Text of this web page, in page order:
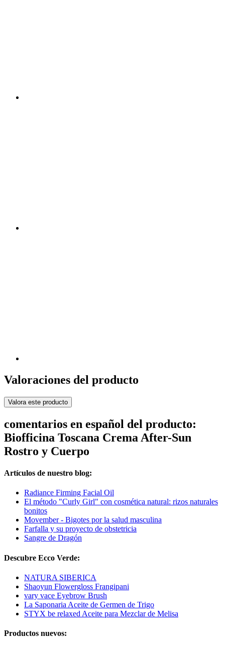
Valoraciones del producto
Valora este producto
comentarios en español del producto:
Biofficina Toscana Crema After-Sun
Rostro y Cuerpo
Artículos de nuestro blog:
Radiance Firming Facial Oil
El método "Curly Girl" con cosmética natural: rizos naturales
bonitos
Movember - Bigotes por la salud masculina
Farfalla y su proyecto de obstetricia
Sangre de Dragón
Descubre Ecco Verde:
NATURA SIBERICA
Shaoyun Flowergloss Frangipani
vary vace Eyebrow Brush
La Saponaria Aceite de Germen de Trigo
STYX be relaxed Aceite para Mezclar de Melisa
Productos nuevos: